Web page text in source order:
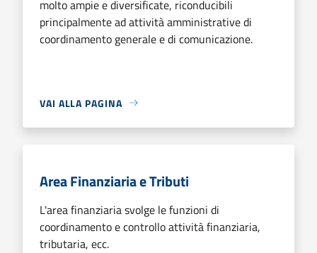
molto ampie e diversificate, riconducibili
principalmente ad attività amministrative di
coordinamento generale e di comunicazione.
VAI ALLA PAGINA
Area Finanziaria e Tributi
L'area finanziaria svolge le funzioni di
coordinamento e controllo attività finanziaria,
tributaria, ecc.